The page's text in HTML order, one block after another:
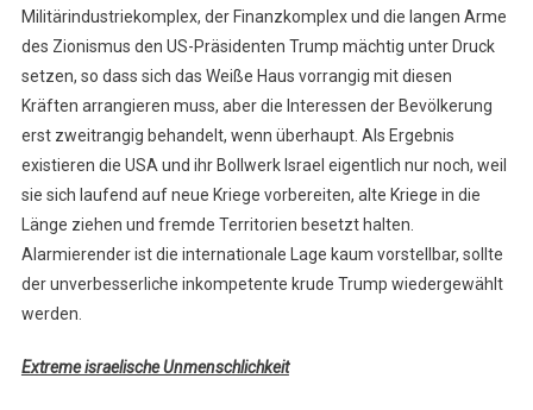
Militärindustriekomplex, der Finanzkomplex und die langen Arme
des Zionismus den US-Präsidenten Trump mächtig unter Druck
setzen, so dass sich das Weiße Haus vorrangig mit diesen
Kräften arrangieren muss, aber die Interessen der Bevölkerung
erst zweitrangig behandelt, wenn überhaupt. Als Ergebnis
existieren die USA und ihr Bollwerk Israel eigentlich nur noch, weil
sie sich laufend auf neue Kriege vorbereiten, alte Kriege in die
Länge ziehen und fremde Territorien besetzt halten.
Alarmierender ist die internationale Lage kaum vorstellbar, sollte
der unverbesserliche inkompetente krude Trump wiedergewählt
werden.
Extreme israelische Unmenschlichkeit